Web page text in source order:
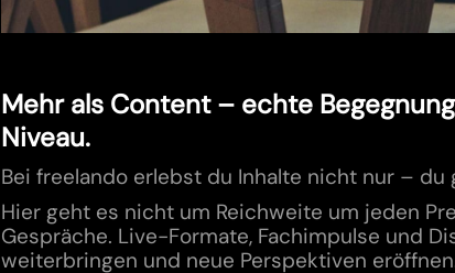
Mehr als Content – echte
Niveau.
Bei freelando erlebst du Inhalte nicht nur –
Hier geht es nicht um Reichweite um jeden
Gespräche. Live-Formate, Fachimpulse und
weiterbringen und neue Perspektiven